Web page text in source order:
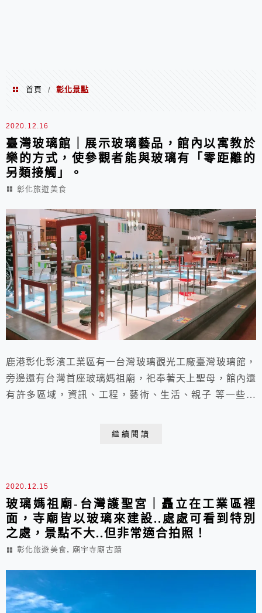
首頁 / 彰化景點
彰化景點
2020.12.16
臺灣玻璃館｜展示玻璃藝品，館內以寓教於
樂的方式，使參觀者能與玻璃有「零距離的
另類接觸」。
彰化旅遊美食
鹿港彰化彰濱工業區有一台灣玻璃觀光工廠臺灣玻璃館，
旁邊還有台灣首座玻璃媽祖廟，祀奉著天上聖母，館內還
有許多區域，資訊、工程，藝術、生活、親子 等一些玻
繼續閱讀
2020.12.15
玻璃媽祖廟-台灣護聖宮｜矗立在工業區裡
面，寺廟皆以玻璃來建設..處處可看到特別
之處，景點不大..但非常適合拍照！
彰化旅遊美食, 廟宇寺廟古蹟